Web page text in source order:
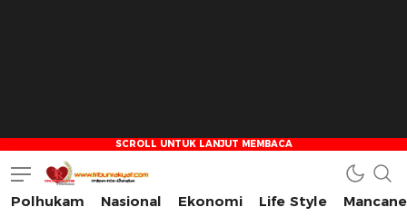
Tribun Rakyat
Tulus – Terdepan – Diharapkan
Polhukam Nasional Ekonomi Life Style